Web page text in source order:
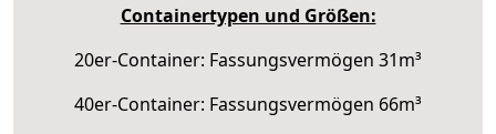
Containertypen und Größen:
20er-Container: Fassungsvermögen 31m³
40er-Container: Fassungsvermögen 66m³